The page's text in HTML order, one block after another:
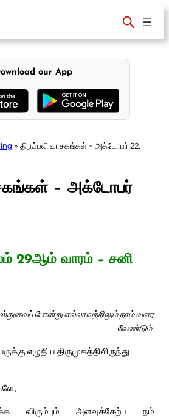
our App
» திருப்பலி வாசகங்கள் – அக்டோபர் 22,
– அக்டோபர்
29ஆம் வாரம் – சனி
போன்று எல்லாவற்றிலும் நாம் வளர
வேண்டும்.
எழுதிய திருமுகத்திலிருந்து
விரும்பும் அளவுக்கேற்ப நம்